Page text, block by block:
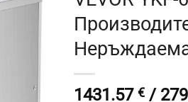
1431.57 € /